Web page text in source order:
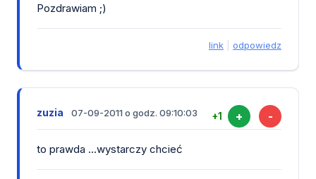
Pozdrawiam ;)
link odpowiedz
zuzia 07-09-2011 o godz. 09:10:03 +1 + -
to prawda ...wystarczy chcieć